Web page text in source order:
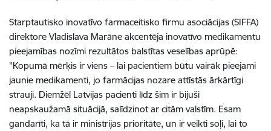
Starptautisko inovatīvo farmaceitisko firmu asociācijas (SIFFA)
direktore Vladislava Marāne akcentēja inovatīvo medikamentu
pieejamības nozīmi rezultātos balstītas veselības aprūpē:
"Kopumā mērķis ir viens – lai pacientiem būtu vairāk pieejami
jaunie medikamenti, jo farmācijas nozare attīstās ārkārtīgi
strauji. Diemžēl Latvijas pacienti līdz šim ir bijuši
neapskaužamā situācijā, salīdzinot ar citām valstīm. Esam
gandarīti, ka tā ir ministrijas prioritāte, un ir veikti soļi, lai to